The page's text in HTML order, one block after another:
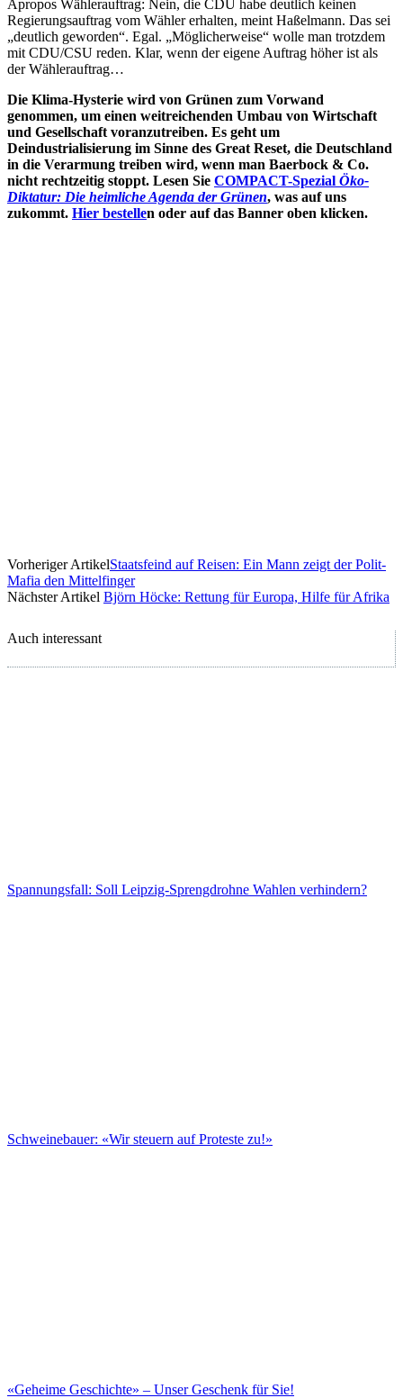
Apropos Wählerauftrag: Nein, die CDU habe deutlich keinen
Regierungsauftrag vom Wähler erhalten, meint Haßelmann. Das sei
„deutlich geworden“. Egal. „Möglicherweise“ wolle man trotzdem
mit CDU/CSU reden. Klar, wenn der eigene Auftrag höher ist als
der Wählerauftrag…
Die Klima-Hysterie wird von Grünen zum Vorwand
genommen, um einen weitreichenden Umbau von Wirtschaft
und Gesellschaft voranzutreiben. Es geht um
Deindustrialisierung im Sinne des Great Reset, die Deutschland
in die Verarmung treiben wird, wenn man Baerbock & Co.
nicht rechtzeitig stoppt. Lesen Sie COMPACT-Spezial Öko-
Diktatur: Die heimliche Agenda der Grünen, was auf uns
zukommt. Hier bestellen oder auf das Banner oben klicken.
Vorheriger ArtikelStaatsfeind auf Reisen: Ein Mann zeigt der Polit-
Mafia den Mittelfinger
Nächster Artikel Björn Höcke: Rettung für Europa, Hilfe für Afrika
Auch interessant
Spannungsfall: Soll Leipzig-Sprengdrohne Wahlen verhindern?
Schweinebauer: «Wir steuern auf Proteste zu!»
«Geheime Geschichte» – Unser Geschenk für Sie!